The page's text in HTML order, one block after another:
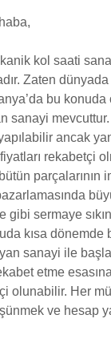
kol saati
Zaten
bu
sanayi mevcuttur.
ancak
rekabetçi
parçalarının
gibi sermaye
kısa dönemde
sanayi ile
etme
olunabilir. Her
ve hesap